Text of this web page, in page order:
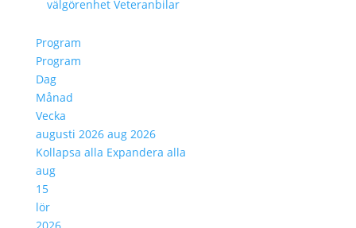
välgörenhet Veteranbilar
Program
Program
Dag
Månad
Vecka
augusti 2026 aug 2026
Kollapsa alla Expandera alla
aug
15
lör